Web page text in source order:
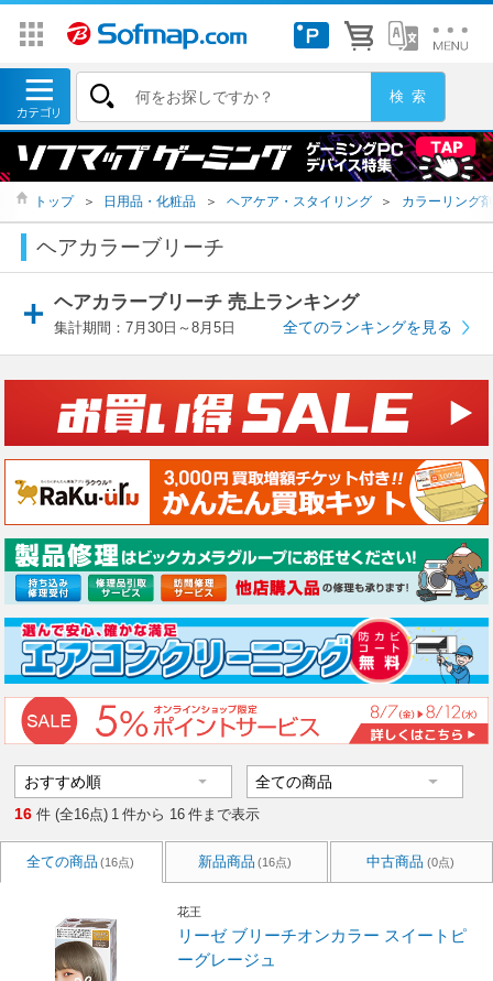
トップ ＞ 日用品・化粧品 ＞ ヘアケア・スタイリング ＞ カラーリング
ヘアカラーブリーチ
ヘアカラーブリーチ 売上ランキング
集計期間：7月30日～8月5日 全てのランキングを見る
16 件 (全16点) 1 件から 16 件まで表示
全ての商品 (16点) 新品商品 (16点) 中古商品 (0点)
花王
リーゼ ブリーチオンカラー スイートピ
ーグレージュ